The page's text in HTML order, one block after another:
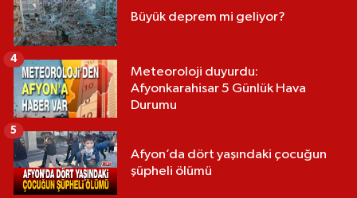
Büyük deprem mi geliyor?
Meteoroloji duyurdu:
Afyonkarahisar 5 Günlük Hava
Durumu
4
Afyon’da dört yaşındaki çocuğun
şüpheli ölümü
5